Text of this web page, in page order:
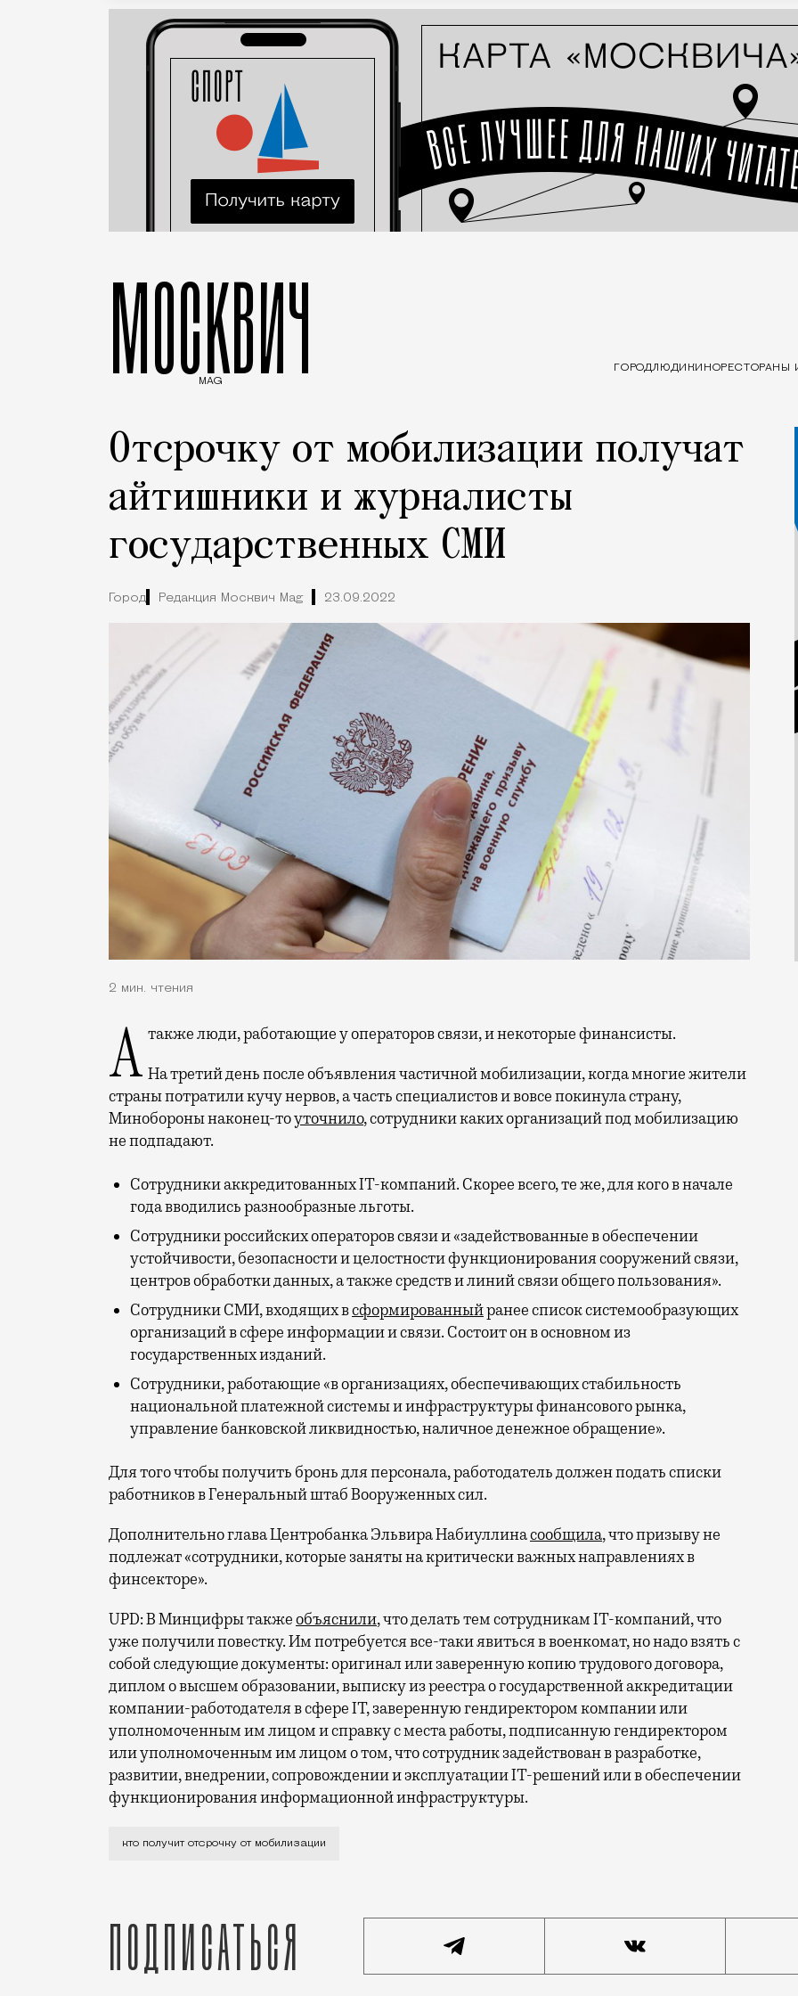
МОСКВИЧ
MAG
ГОРОДЛЮДИ КИНОРЕСТОРАНЫ
Отсрочку от мобилизации получат
айтишники и журналисты
государственных СМИ
Город Редакция Москвич Mag 23.09.2022
2 мин. чтения
А также люди, работающие у операторов связи, и некоторые финансисты.
На третий день после объявления частичной мобилизации, когда многие жители
страны потратили кучу нервов, а часть специалистов и вовсе покинула страну,
Минобороны наконец-тоуточнило, сотрудники каких организаций под мобилизацию
не подпадают.
Сотрудники аккредитованных IT-компаний. Скорее всего, те же, для кого в начале
года вводились разнообразные льготы.
Сотрудники российских операторов связи и «задействованные в обеспечении
устойчивости, безопасности и целостности функционирования сооружений связи,
центров обработки данных, а также средств и линий связи общего пользования».
Сотрудники СМИ, входящих всформированныйранее список системообразующих
организаций в сфере информации и связи. Состоит он в основном из
государственных изданий.
Сотрудники, работающие «в организациях, обеспечивающих стабильность
национальной платежной системы и инфраструктуры финансового рынка,
управление банковской ликвидностью, наличное денежное обращение».
Для того чтобы получить бронь для персонала, работодатель должен подать списки
работников в Генеральный штаб Вооруженных сил.
Дополнительно глава Центробанка Эльвира Набиуллинасообщила, что призыву не
подлежат «сотрудники, которые заняты на критически важных направлениях в
финсекторе».
UPD: В Минцифры такжеобъяснили, что делать тем сотрудникам IT-компаний, что
уже получили повестку. Им потребуется все-таки явиться в военкомат, но надо взять с
собой следующие документы: оригинал или заверенную копию трудового договора,
диплом о высшем образовании, выписку из реестра о государственной аккредитации
компании-работодателя в сфере IT, заверенную гендиректором компании или
уполномоченным им лицом и справку с места работы, подписанную гендиректором
или уполномоченным им лицом о том, что сотрудник задействован в разработке,
развитии, внедрении, сопровождении и эксплуатации IT-решений или в обеспечении
функционирования информационной инфраструктуры.
А также люди, работающие у операторов связи, и некоторые финансисты. На третий день
кто получит отсрочку от мобилизации
Подписаться